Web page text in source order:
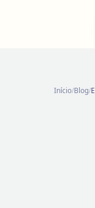
Início/Blog/